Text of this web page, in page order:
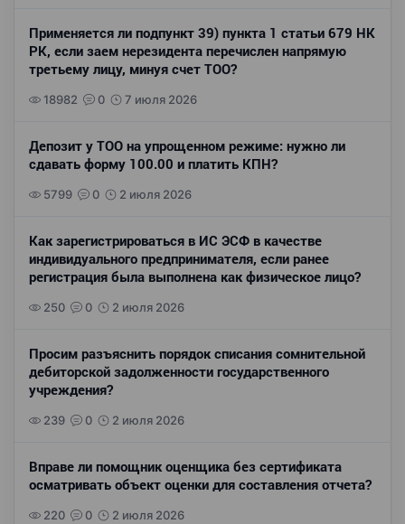
Применяется ли подпункт 39) пункта 1 статьи 679 НК
РК, если заем нерезидента перечислен напрямую
третьему лицу, минуя счет ТОО?
18982 0 7 июля 2026
Депозит у ТОО на упрощенном режиме: нужно ли
сдавать форму 100.00 и платить КПН?
5799 0 2 июля 2026
Как зарегистрироваться в ИС ЭСФ в качестве
индивидуального предпринимателя, если ранее
регистрация была выполнена как физическое лицо?
250 0 2 июля 2026
Просим разъяснить порядок списания сомнительной
дебиторской задолженности государственного
учреждения?
239 0 2 июля 2026
Вправе ли помощник оценщика без сертификата
осматривать объект оценки для составления отчета?
220 0 2 июля 2026